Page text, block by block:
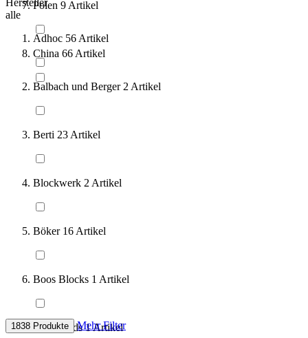
Polen 9 Artikel
China 66 Artikel
alle
Adhoc 56 Artikel
Balbach und Berger 2 Artikel
Berti 23 Artikel
Blockwerk 2 Artikel
Böker 16 Artikel
Boos Blocks 1 Artikel
Brandlands 1Artikel
1838 Produkte Mehr Filter